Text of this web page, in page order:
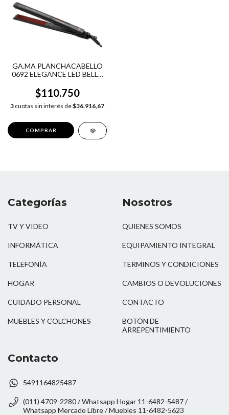
GA.MA PLANCHACABELLO
0692 ELEGANCE LED BELLA
$110.750
3 cuotas sin interés de$36.916,67
Categorías
TV Y VIDEO
INFORMÁTICA
TELEFONÍA
HOGAR
CUIDADO PERSONAL
MUEBLES Y COLCHONES
Nosotros
QUIENES SOMOS
EQUIPAMIENTO INTEGRAL
TERMINOS Y CONDICIONES
CAMBIOS O DEVOLUCIONES
CONTACTO
BOTÓN DE
ARREPENTIMIENTO
Contacto
5491164825487
(011) 4709-2280 / Whatsapp Hogar 11-6482-5487 /
Whatsapp Mercado Libre / Muebles 11-6482-5623